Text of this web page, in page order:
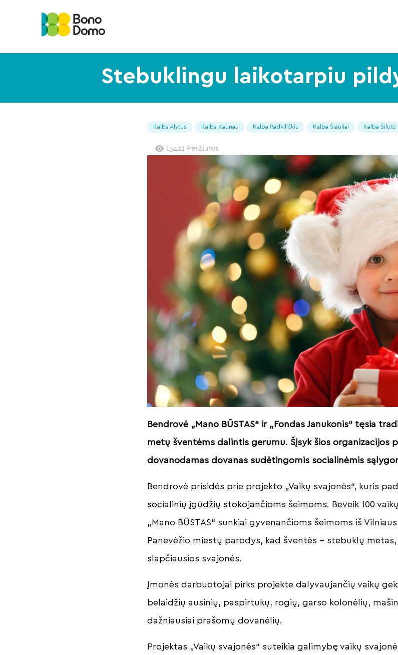
Stebuklingu laikotarpiu
Kalba Alytus Kalba Kaunas Kalba Radviliškis Kalba Šiauliai Kalba Šilutė
13421 Peržiūros
Bendrovė „Mano BŪSTAS“ ir „Fondas Janukonis“ tęsia
metų šventėms dalintis gerumu. Šįsyk šios organizacijos
dovanodamas dovanas sudėtingomis socialinėmis
Bendrovė prisidės prie projekto „Vaikų svajonės“, kuris
socialinių įgūdžių stokojančioms šeimoms. Beveik 100
„Mano BŪSTAS“ sunkiai gyvenančioms šeimoms iš
Panevėžio miestų parodys, kad šventės – stebuklų
slapčiausios svajonės.
Įmonės darbuotojai pirks projekte dalyvaujančių vaikų
belaidžių ausinių, paspirtukų, rogių, garso kolonėlių,
dažniausiai prašomų dovanėlių.
Projektas „Vaikų svajonės“ suteikia galimybę vaikų